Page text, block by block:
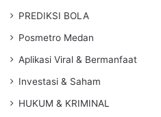
PREDIKSI BOLA
Posmetro Medan
Aplikasi Viral & Bermanfaat
Investasi & Saham
HUKUM & KRIMINAL